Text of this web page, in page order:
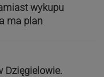
wykupu
ma plan
Dzięgielowie.